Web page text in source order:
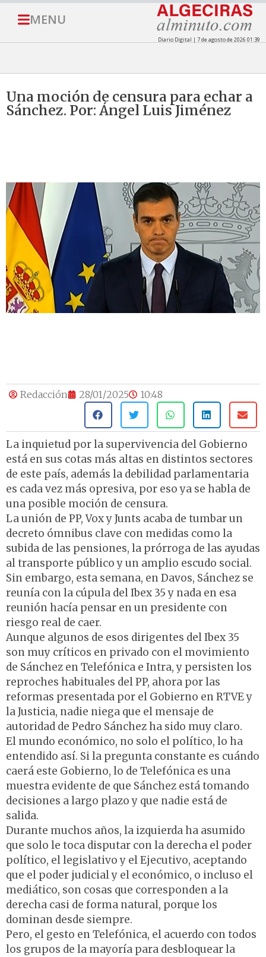
MENU
Diario Digital | 7 de agosto de 2026 01:39
Una moción de censura para echar a
Sánchez. Por: Ángel Luis Jiménez
Redacción 28/01/2025 10:48
La inquietud por la supervivencia del Gobierno
está en sus cotas más altas en distintos sectores
de este país, además la debilidad parlamentaria
es cada vez más opresiva, por eso ya se habla de
una posible moción de censura.
La unión de PP, Vox y Junts acaba de tumbar un
decreto ómnibus clave con medidas como la
subida de las pensiones, la prórroga de las ayudas
al transporte público y un amplio escudo social.
Sin embargo, esta semana, en Davos, Sánchez se
reunía con la cúpula del Ibex 35 y nada en esa
reunión hacía pensar en un presidente con
riesgo real de caer.
Aunque algunos de esos dirigentes del Ibex 35
son muy críticos en privado con el movimiento
de Sánchez en Telefónica e Intra, y persisten los
reproches habituales del PP, ahora por las
reformas presentada por el Gobierno en RTVE y
la Justicia, nadie niega que el mensaje de
autoridad de Pedro Sánchez ha sido muy claro.
El mundo económico, no solo el político, lo ha
entendido así. Si la pregunta constante es cuándo
caerá este Gobierno, lo de Telefónica es una
muestra evidente de que Sánchez está tomando
decisiones a largo plazo y que nadie está de
salida.
Durante muchos años, la izquierda ha asumido
que solo le toca disputar con la derecha el poder
político, el legislativo y el Ejecutivo, aceptando
que el poder judicial y el económico, o incluso el
mediático, son cosas que corresponden a la
derecha casi de forma natural, porque los
dominan desde siempre.
Pero, el gesto en Telefónica, el acuerdo con todos
los grupos de la mayoría para desbloquear la